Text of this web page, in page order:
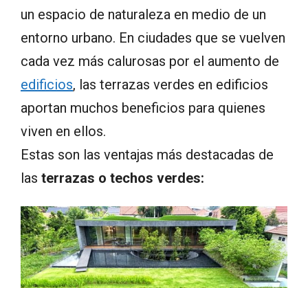
un espacio de naturaleza en medio de un
entorno urbano. En ciudades que se vuelven
cada vez más calurosas por el aumento de
edificios, las terrazas verdes en edificios
aportan muchos beneficios para quienes
viven en ellos.
Estas son las ventajas más destacadas de
las terrazas o techos verdes: